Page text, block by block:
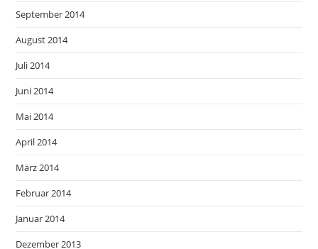
September 2014
August 2014
Juli 2014
Juni 2014
Mai 2014
April 2014
März 2014
Februar 2014
Januar 2014
Dezember 2013